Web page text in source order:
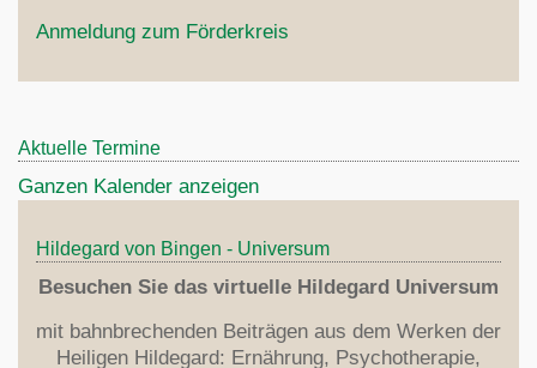
Psychotherapie
Hildegard-Medizin
Erfolgsberichte
7 Planeten
Von den Winden
Erdkugel
Apotheose
Zweite Vision
Heilkunde
Hildegard's Werke
Weitere Literatur
Übersetzungen
Literaturverzeichnis
Organisation
Förderkreis
Anmeldung
Dr.Wighard Strehlow
Kontakt / Anfahrt
Anmeldung zum Förderkreis
Aktuelle Termine
Ganzen Kalender anzeigen
Hildegard von Bingen - Universum
Besuchen Sie das virtuelle Hildegard Universum
mit bahnbrechenden Beiträgen aus dem Werken der
Heiligen Hildegard: Ernährung, Psychotherapie,